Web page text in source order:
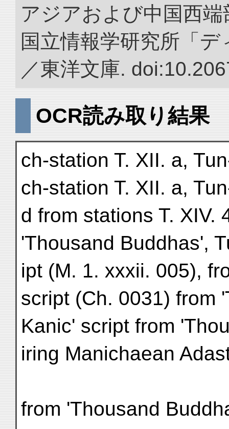
アジアおよび中国西
国立情報学研究所「
／東洋文庫.
OCR読み取り結果
ch-station T. XII. a,
ch-station T. XII. a,
d from stations T. XIV.
'Thousand Buddhas',
ipt (M. 1. xxxii. 005),
script (Ch. 0031) from
Kanic' script from
iring Manichaean
from 'Thousand